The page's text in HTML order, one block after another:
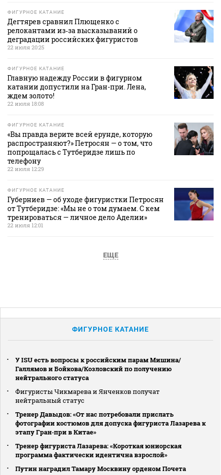
ФИГУРНОЕ КАТАНИЕ
Дегтярев сравнил Плющенко с
релокантами из‑за высказываний о
деградации российских фигуристов
22 июля 20:25
ФИГУРНОЕ КАТАНИЕ
Главную надежду России в фигурном
катании допустили на Гран-при. Лена,
ждем золото!
22 июля 18:08
ФИГУРНОЕ КАТАНИЕ
«Вы правда верите всей ерунде, которую
распространяют?» Петросян — о том, что
попрощалась с Тутберидзе лишь по
телефону
22 июля 12:29
ФИГУРНОЕ КАТАНИЕ
Губерниев — об уходе фигуристки Петросян
от Тутберидзе: «Мы не о том думаем. С кем
тренироваться — личное дело Аделии»
22 июля 12:01
ЕЩЕ
ФИГУРНОЕ КАТАНИЕ
У ISU есть вопросы к российским парам Мишина/
Галлямов и Бойкова/Козловский по получению
нейтрального статуса
Фигуристы Чикмарева и Янченков получат
нейтральный статус
Тренер Давыдов: «От нас потребовали прислать
фотографии костюмов для допуска фигуриста Лазарева к
этапу Гран‑при в Китае»
Тренер фигуриста Лазарева: «Короткая юниорская
программа фактически идентична взрослой»
Путин наградил Тамару Москвину орденом Почета